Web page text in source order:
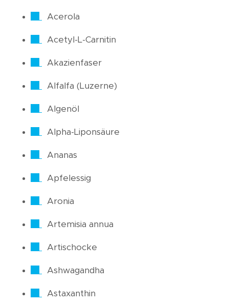
Acerola
Acetyl-L-Carnitin
Akazienfaser
Alfalfa (Luzerne)
Algenöl
Alpha-Liponsäure
Ananas
Apfelessig
Aronia
Artemisia annua
Artischocke
Ashwagandha
Astaxanthin